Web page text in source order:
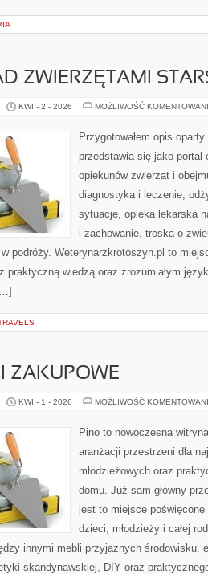
ZWIERZĘTAMI
KWI - 2 - 2026 MOŻLIWOŚĆ
Przygotowałem opis
przedstawia się jako portal
opiekunów zwierząt i
diagnostyka i leczenie,
sytuacje, opieka lekarska
i zachowanie, troska o
podróży. Weterynarzkrotoszyn.pl to
praktyczną wiedzą oraz zrozumiałym
ZAKUPOWE
KWI - 1 - 2026 MOŻLIWOŚĆ
Pino to nowoczesna
aranżacji przestrzeni dla
młodzieżowych oraz
domu. Już sam główny
jest to miejsce
dzieci, młodzieży i całej
innymi mebli przyjaznych środowisku,
skandynawskiej, DIY oraz